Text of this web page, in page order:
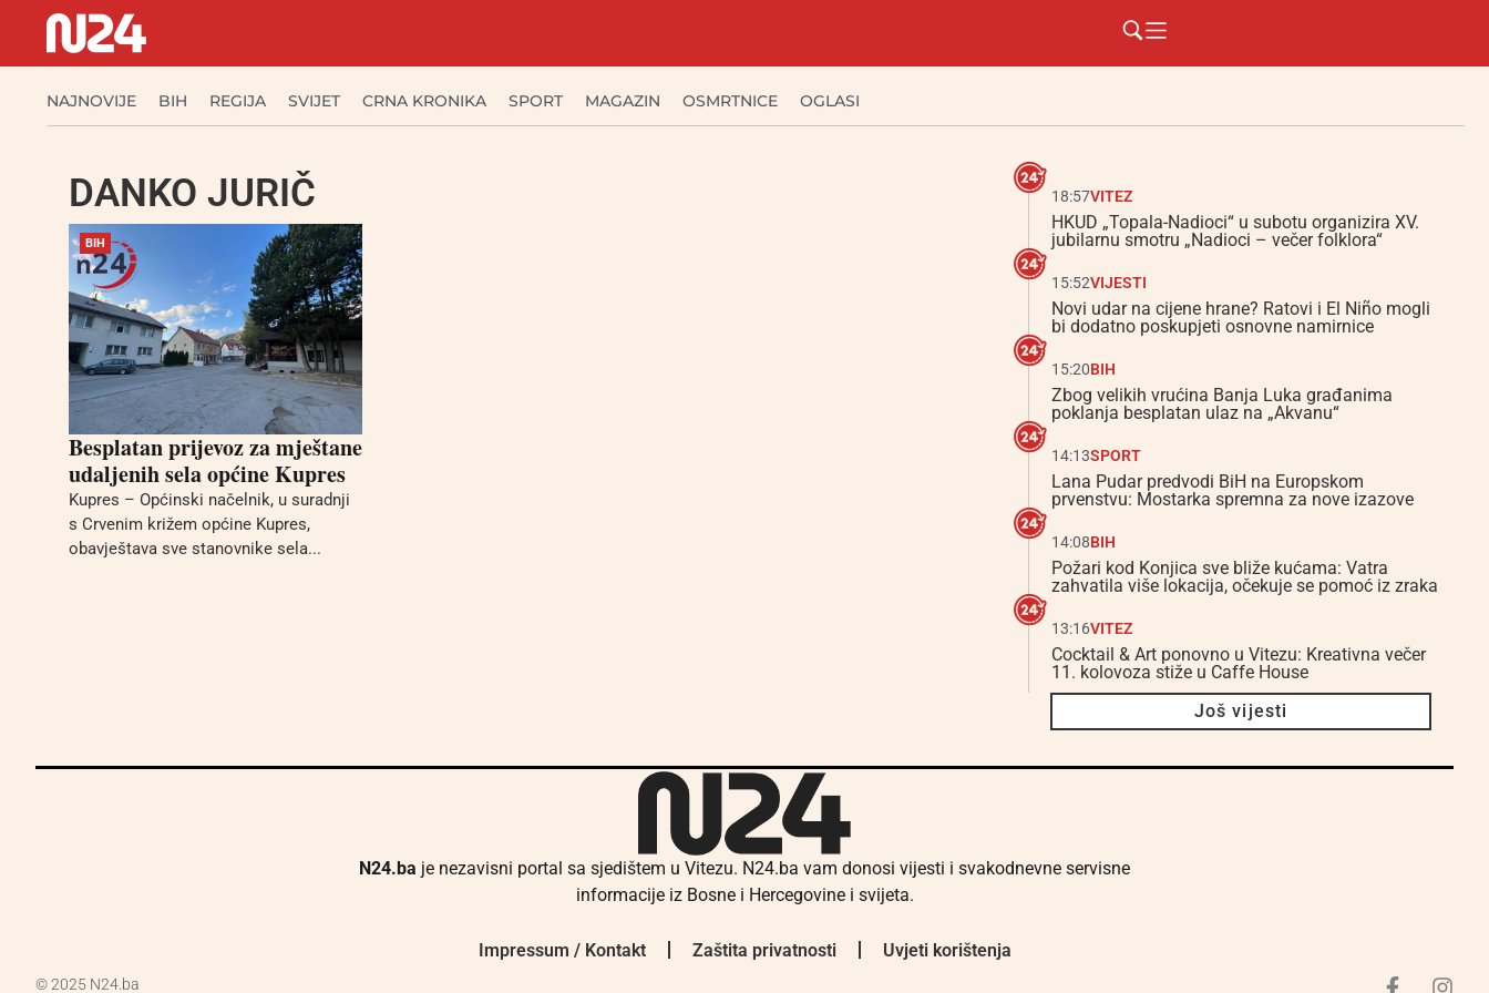
NAJNOVIJE BIH REGIJA SVIJET CRNA KRONIKA SPORT MAGAZIN OSMRTNICE OGLASI
DANKO JURIČ
BIH
Besplatan prijevoz za mještane
udaljenih sela općine Kupres
Kupres – Općinski načelnik, u suradnji
s Crvenim križem općine Kupres,
obavještava sve stanovnike sela...
18:57VITEZ
HKUD „Topala-Nadioci“ u subotu organizira XV.
jubilarnu smotru „Nadioci – večer folklora“
15:52VIJESTI
Novi udar na cijene hrane? Ratovi i El Niño mogli
bi dodatno poskupjeti osnovne namirnice
15:20BIH
Zbog velikih vrućina Banja Luka građanima
poklanja besplatan ulaz na „Akvanu“
14:13SPORT
Lana Pudar predvodi BiH na Europskom
prvenstvu: Mostarka spremna za nove izazove
14:08BIH
Požari kod Konjica sve bliže kućama: Vatra
zahvatila više lokacija, očekuje se pomoć iz zraka
13:16VITEZ
Cocktail & Art ponovno u Vitezu: Kreativna večer
11. kolovoza stiže u Caffe House
Još vijesti
N24.ba je nezavisni portal sa sjedištem u Vitezu. N24.ba vam donosi vijesti i svakodnevne servisne
informacije iz Bosne i Hercegovine i svijeta.
Impressum / Kontakt Zaštita privatnosti Uvjeti korištenja
© 2025 N24.ba